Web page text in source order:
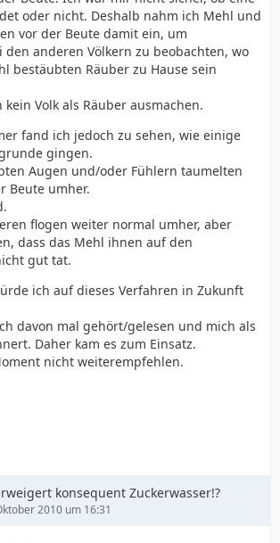
oder nicht. Deshalb nahm ich Mehl und
vor der Beute damit ein, um
anderen Völkern zu beobachten, wo
bestäubten Räuber zu Hause sein
Volk als Räuber ausmachen.
fand ich jedoch zu sehen, wie einige
gingen.
Augen und/oder Fühlern taumelten
Beute umher.
flogen weiter normal umher, aber
dass das Mehl ihnen auf den
gut tat.
ich auf dieses Verfahren in Zukunft
davon mal gehört/gelesen und mich als
Daher kam es zum Einsatz.
nicht weiterempfehlen.
konsequent Zuckerwasser!?
2010 um 16:31